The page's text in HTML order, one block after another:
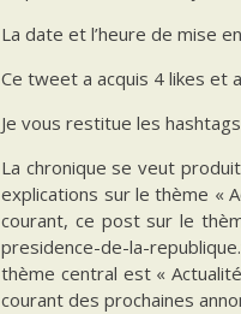
La date et l’heure de mise
Ce tweet a acquis 4 likes et
Je vous restitue les
La chronique se veut
explications sur le thème «
courant, ce post sur le
presidence-de-la-
thème central est «
courant des prochaines